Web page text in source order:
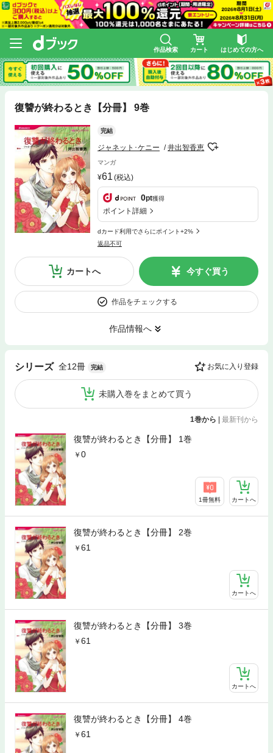
作品検索 カート はじめての方へ
復讐が終わるとき【分冊】 9巻
完結
ジャネット･ケニー 井出智香恵
マンガ
61 (税込)
0pt獲得
ポイント詳細
dカード利用でさらにポイント+2%
返品不可
カートへ 今すぐ買う
作品をチェックする
作品情報へ
シリーズ 全12冊 完結 お気に入り登録
未購入巻をまとめて買う
1巻から 最新刊から
復讐が終わるとき【分冊】 1巻
0
1冊無料 カートへ
復讐が終わるとき【分冊】 2巻
61
カートへ
復讐が終わるとき【分冊】 3巻
61
カートへ
復讐が終わるとき【分冊】 4巻
61